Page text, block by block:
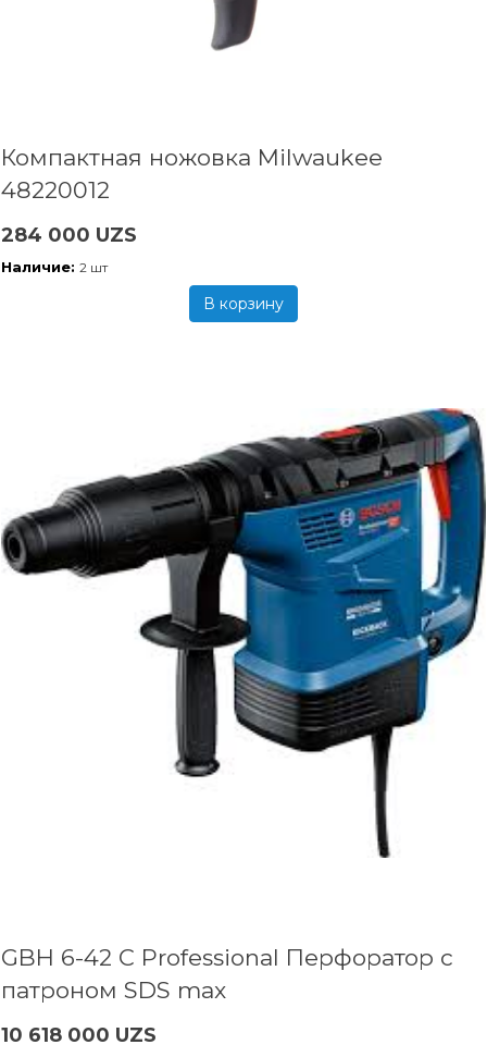
Компактная ножовка Milwaukee
48220012
284 000 UZS
Наличие: 2 шт
В корзину
GBH 6-42 C Professional Перфоратор с
патроном SDS max
10 618 000 UZS